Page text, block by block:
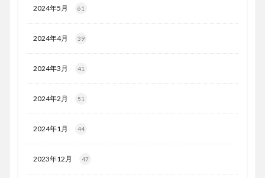
2024年5月 61
2024年4月 39
2024年3月 41
2024年2月 51
2024年1月 44
2023年12月 47